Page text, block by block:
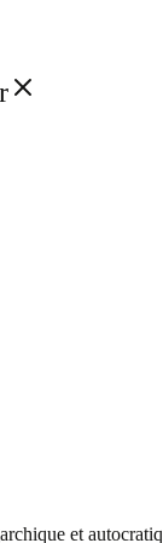
et